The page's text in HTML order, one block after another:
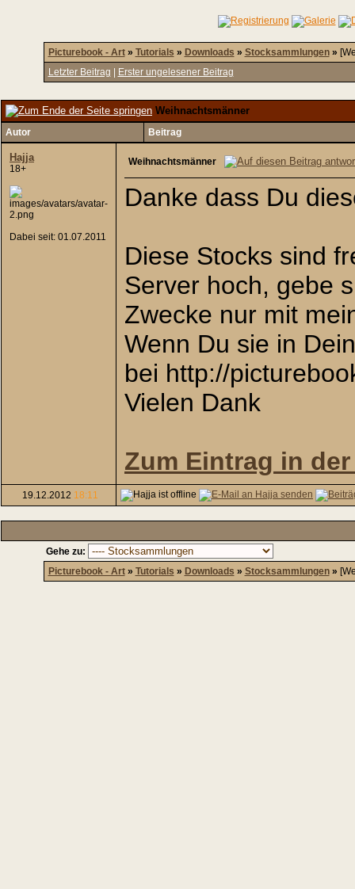
Picturebook - Art» Tutorials » Downloads » Stocksammlungen»
Letzter Beitrag
Erster ungelesener Beitrag
Weihnachtsmänner
Autor Beitrag
Hajja
18+
Dabei seit: 01.07.2011
Weihnachtsmänner
Danke dass Du
Diese Stocks sind
Server hoch, gebe
Zwecke nur mit
Wenn Du sie in
bei http://
Vielen Dank
Zum Eintrag in
19.12.2012 18:11
Gehe zu:
Picturebook - Art» Tutorials » Downloads » Stocksammlungen»